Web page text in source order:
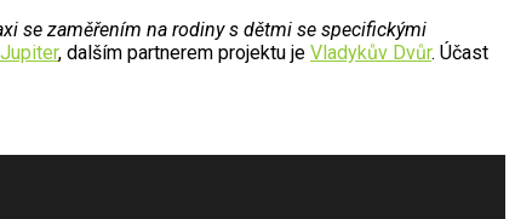
se zaměřením na rodiny s dětmi se specifickými
, dalším partnerem projektu je Vladykův Dvůr. Účast